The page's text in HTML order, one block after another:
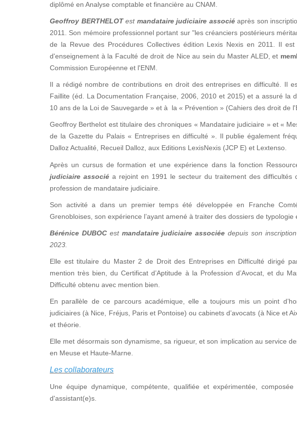
diplômé en Analyse comptable et financière au CNAM.
Geoffroy BERTHELOTest mandataire judiciaire associéaprès son
2011. Son mémoire professionnel portant sur "les créanciers postérieurs
de la Revue des Procédures Collectives édition Lexis Nexis en 2011. Il est
d'enseignement à la Faculté de droit de Nice au sein du Master ALED, et
Commission Européenne et l'ENM.
Il a rédigé nombre de contributions en droit des entreprises en difficulté. Il
Faillite (éd. La Documentation Française, 2006, 2010 et 2015) et a assuré la
10 ans de la Loi de Sauvegarde » et à la « Prévention » (Cahiers des droit de
Geoffroy Berthelot est titulaire des chroniques « Mandataire judiciaire » et «
de la Gazette du Palais « Entreprises en difficulté ». Il publie également
Dalloz Actualité, Recueil Dalloz, aux Editions LexisNexis (JCP E) et Lextenso.
Après un cursus de formation et une expérience dans la fonction
judiciaire associéa rejoint en 1991 le secteur du traitement des difficultés
profession de mandataire judiciaire.
Son activité a dans un premier temps été développée en Franche
Grenobloises, son expérience l’ayant amené à traiter des dossiers de typologie
Bérénice DUBOCest mandataire judiciaire associée depuis son
2023.
Elle est titulaire du Master 2 de Droit des Entreprises en Difficulté dirigé
mention très bien, du Certificat d’Aptitude à la Profession d’Avocat, et du
Difficulté obtenu avec mention bien.
En parallèle de ce parcours académique, elle a toujours mis un point
judiciaires (à Nice, Fréjus, Paris et Pontoise) ou cabinets d’avocats (à Nice et
et théorie.
Elle met désormais son dynamisme, sa rigueur, et son implication au service
en Meuse et Haute-Marne.
Les collaborateurs
Une équipe dynamique, compétente, qualifiée et expérimentée,
d'assistant(e)s.